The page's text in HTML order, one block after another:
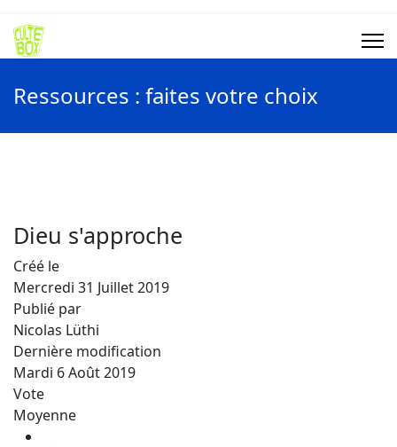
Ressources : faites votre choix
Dieu s'approche
Créé le
Mercredi 31 Juillet 2019
Publié par
Nicolas Lüthi
Dernière modification
Mardi 6 Août 2019
Vote
Moyenne